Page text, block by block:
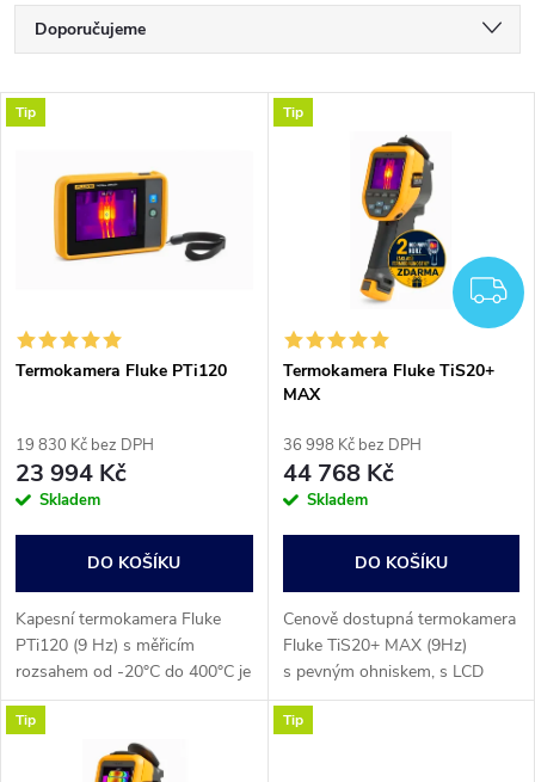
Ř
a
í
p
r
o
u
k
t
Doporučujeme
Nejdražší
Nejprodávanější
Abecedně
V
s
r
o
d
u
k
Tip
Termokamera Fluke PTi120
19 830 Kč bez DPH
23 994 Kč
Skladem
DO KOŠÍKU
Kapesní termokamera Fluke
PTi120 (9 Hz) s měřicím
rozsahem od -20°C do 400°C je
přenosná termokamera pro
průmyslovou kontrolu. Díky své
velikosti je vhodná k tomu,
Tip
Termokamera Fluke TiS20+
MAX
36 998 Kč bez DPH
44 768 Kč
Skladem
DO KOŠÍKU
Cenově dostupná termokamera
Fluke TiS20+ MAX (9Hz)
s pevným ohniskem, s LCD
displejem 3,5" (8,89 cm)
320 × 240, s rozlišením snímků
Tip Tip